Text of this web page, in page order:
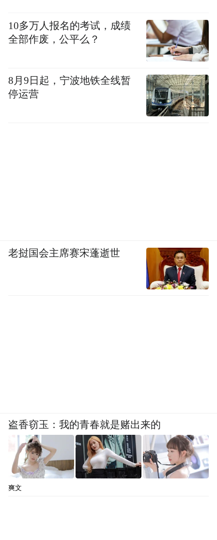
等系列活动，持续整合社会爱心资源，细化
帮扶举措、丰富帮扶形式、健全长效帮扶机
制，让铁血军魂持续滋养童心成长。同时，
频)为凤凰网旗下自媒体平台“大风号”用户上传并发
布，本平台仅提供信息存储空间服务。
Notice: The content above (including the videos,
pictures and audios if any) is uploaded and posted
by the user of Dafeng Hao, which is a social media
platform and merely provides information storage
space services.”
10多万人报名的考试，成绩
全部作废，公平么？
8月9日起，宁波地铁全线暂
停运营
老挝国会主席赛宋蓬逝世
盗香窃玉：我的青春就是赌出来的
爽文